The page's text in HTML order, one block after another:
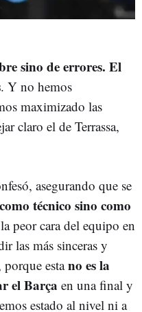
sino de errores. El
. Y no hemos
maximizado las
claro el de Terrassa,
asegurando que se
técnico sino como
peor cara del equipo en
las más sinceras y
porque estano es la
el Barça en una final y
estado al nivel ni a